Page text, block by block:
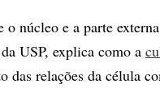
núcleo e a parte
USP, explica como a
relações da célula